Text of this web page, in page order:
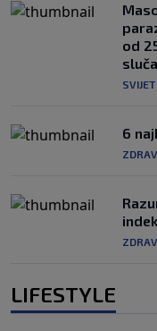
od
SVIJET
6
LIFESTYLE